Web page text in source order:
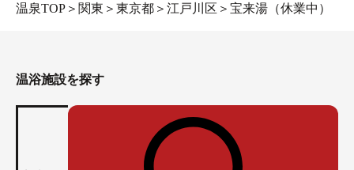
温泉TOP ＞ 関東 ＞ 東京都 ＞ 江戸川区 ＞ 宝来湯（休業中）
温浴施設を探す